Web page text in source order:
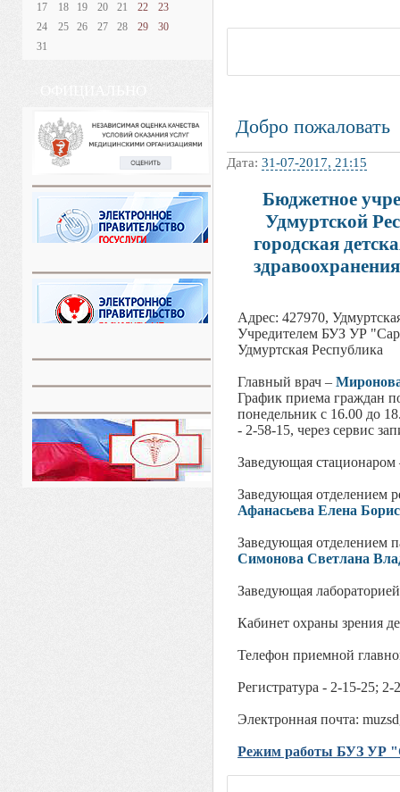
17
18 19 20 21 22
23
24
25 26 27 28 29
30
31
Добро пожаловать
Дата: 31-07-2017, 21:15
Бюджетное
Удмуртской
городская
Адрес: 427970,
Учредителем БУЗ УР
Удмуртская Республика
Главный врач –
График приема граждан
понедельник с 16.00 до
- 2-58-15, через сервис
Заведующая
Заведующая отделением
Афанасьева Елена
Заведующая отделением
Симонова Светлана
Заведующая
Кабинет охраны зрения
Телефон приемной
Регистратура - 2-15-25; 2-
Электронная почта:
Режим работы БУЗ УР